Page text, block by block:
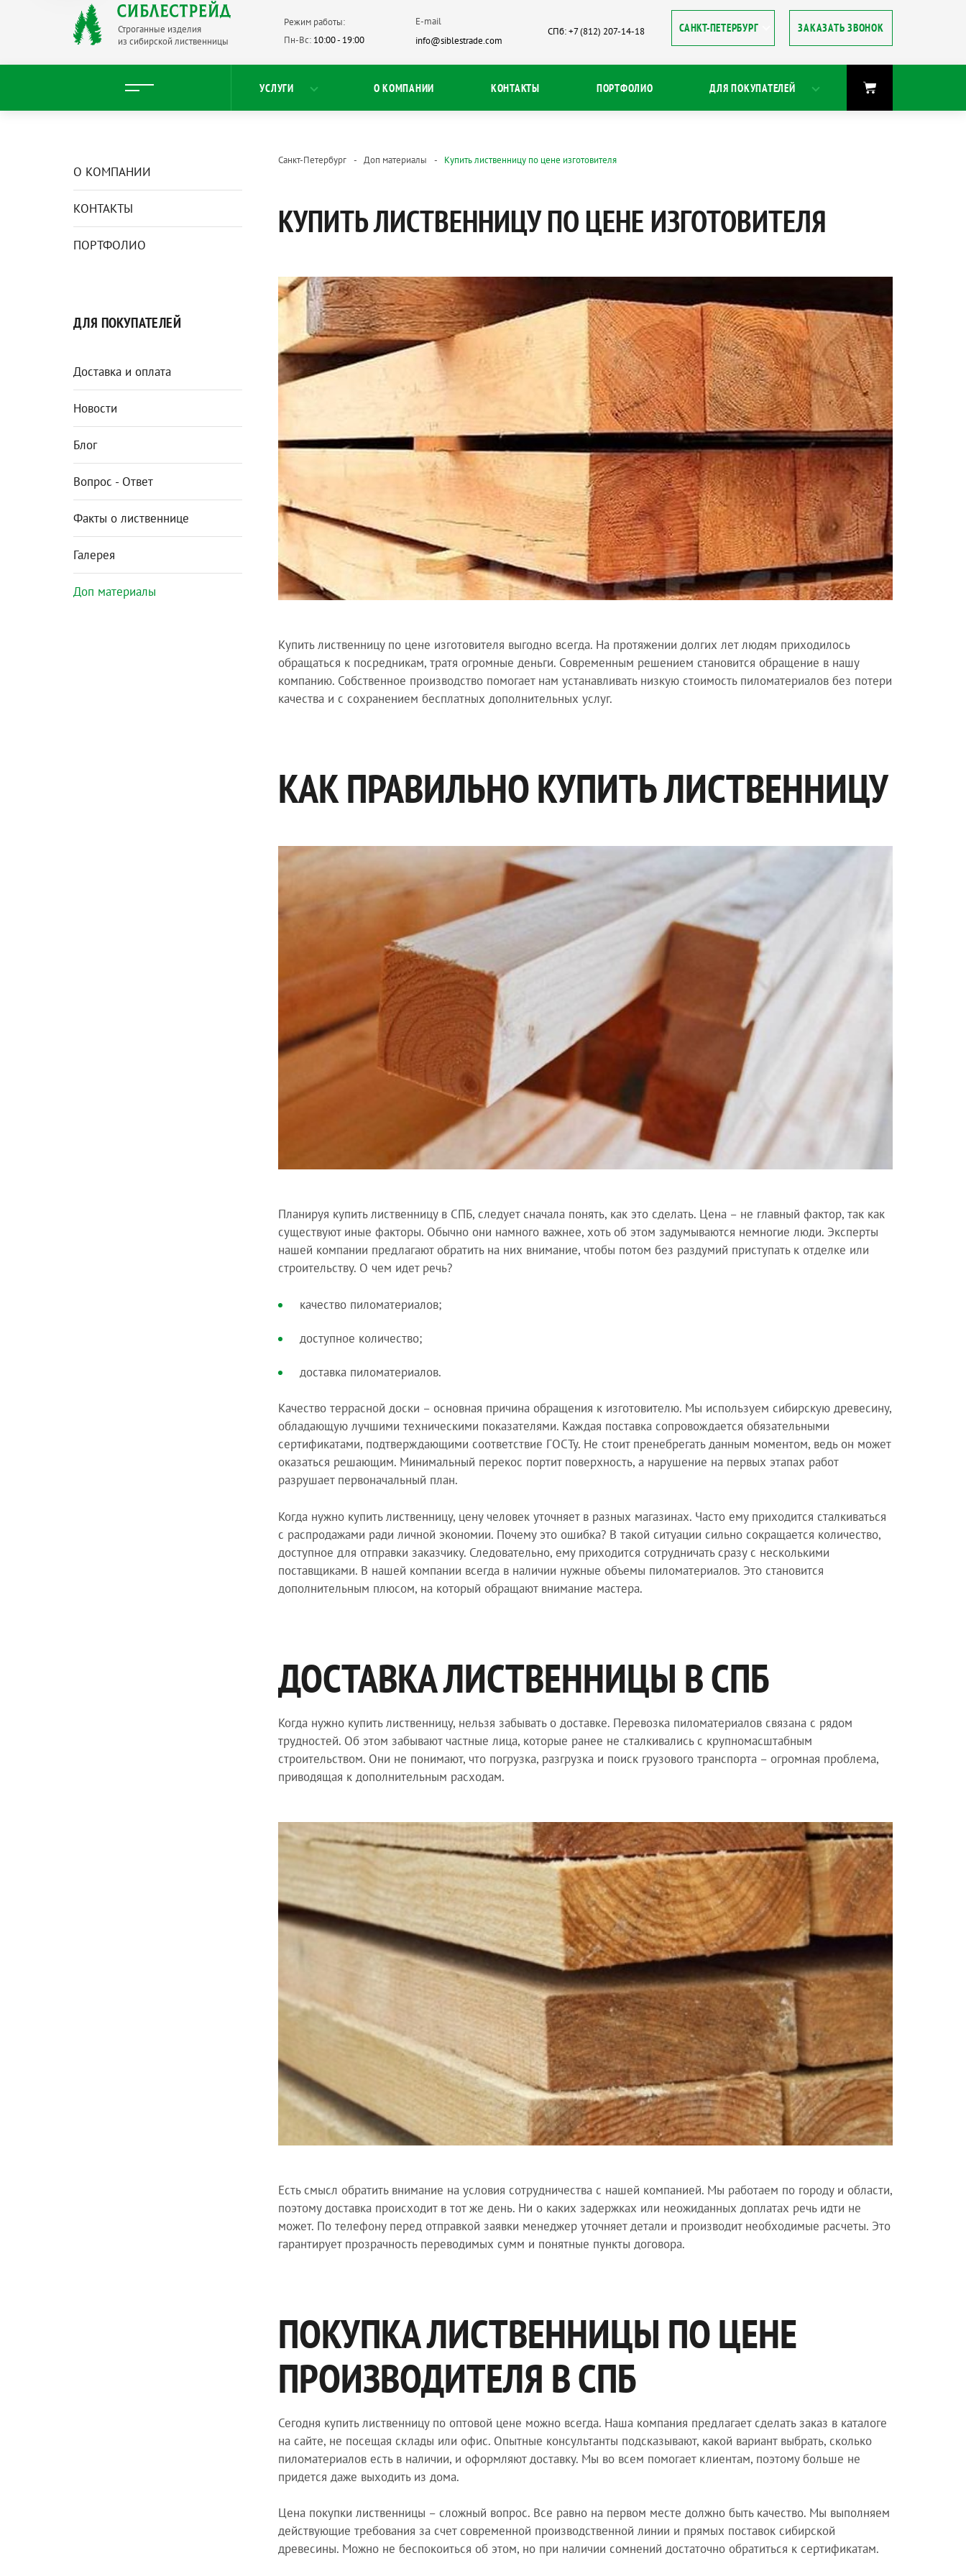
Строганные изделия
из сибирской лиственницы
ЗАКАЗАТЬ ЗВОНОК
УСЛУГИ О КОМПАНИИ КОНТАКТЫ ПОРТФОЛИО ДЛЯ ПОКУПАТЕЛЕЙ
Режим работы:
Пн-Вс: 10:00 - 19:00
E-mail
info@siblestrade.com
СПб: +7 (812) 207-14-18
О КОМПАНИИ
КОНТАКТЫ
ПОРТФОЛИО
ДЛЯ ПОКУПАТЕЛЕЙ
Доставка и оплата
Новости
Блог
Вопрос - Ответ
Факты о лиственнице
Галерея
Доп материалы
Санкт-Петербург Доп материалы Купить лиственницу по цене изготовителя
КУПИТЬ ЛИСТВЕННИЦУ ПО ЦЕНЕ ИЗГОТОВИТЕЛЯ
Купить лиственницу по цене изготовителя выгодно всегда. На протяжении долгих лет людям приходилось
обращаться к посредникам, тратя огромные деньги. Современным решением становится обращение в нашу
компанию. Собственное производство помогает нам устанавливать низкую стоимость пиломатериалов без потери
качества и с сохранением бесплатных дополнительных услуг.
КАК ПРАВИЛЬНО КУПИТЬ ЛИСТВЕННИЦУ
Планируя купить лиственницу в СПБ, следует сначала понять, как это сделать. Цена – не главный фактор, так как
существуют иные факторы. Обычно они намного важнее, хоть об этом задумываются немногие люди. Эксперты
нашей компании предлагают обратить на них внимание, чтобы потом без раздумий приступать к отделке или
строительству. О чем идет речь?
качество пиломатериалов;
доступное количество;
доставка пиломатериалов.
Качество террасной доски – основная причина обращения к изготовителю. Мы используем сибирскую древесину,
обладающую лучшими техническими показателями. Каждая поставка сопровождается обязательными
сертификатами, подтверждающими соответствие ГОСТу. Не стоит пренебрегать данным моментом, ведь он может
оказаться решающим. Минимальный перекос портит поверхность, а нарушение на первых этапах работ
разрушает первоначальный план.
Когда нужно купить лиственницу, цену человек уточняет в разных магазинах. Часто ему приходится сталкиваться
с распродажами ради личной экономии. Почему это ошибка? В такой ситуации сильно сокращается количество,
доступное для отправки заказчику. Следовательно, ему приходится сотрудничать сразу с несколькими
поставщиками. В нашей компании всегда в наличии нужные объемы пиломатериалов. Это становится
дополнительным плюсом, на который обращают внимание мастера.
ДОСТАВКА ЛИСТВЕННИЦЫ В СПБ
Когда нужно купить лиственницу, нельзя забывать о доставке. Перевозка пиломатериалов связана с рядом
трудностей. Об этом забывают частные лица, которые ранее не сталкивались с крупномасштабным
строительством. Они не понимают, что погрузка, разгрузка и поиск грузового транспорта – огромная проблема,
приводящая к дополнительным расходам.
Есть смысл обратить внимание на условия сотрудничества с нашей компанией. Мы работаем по городу и области,
поэтому доставка происходит в тот же день. Ни о каких задержках или неожиданных доплатах речь идти не
может. По телефону перед отправкой заявки менеджер уточняет детали и производит необходимые расчеты. Это
гарантирует прозрачность переводимых сумм и понятные пункты договора.
ПОКУПКА ЛИСТВЕННИЦЫ ПО ЦЕНЕ
ПРОИЗВОДИТЕЛЯ В СПБ
Сегодня купить лиственницу по оптовой цене можно всегда. Наша компания предлагает сделать заказ в каталоге
на сайте, не посещая склады или офис. Опытные консультанты подсказывают, какой вариант выбрать, сколько
пиломатериалов есть в наличии, и оформляют доставку. Мы во всем помогает клиентам, поэтому больше не
придется даже выходить из дома.
Цена покупки лиственницы – сложный вопрос. Все равно на первом месте должно быть качество. Мы выполняем
действующие требования за счет современной производственной линии и прямых поставок сибирской
древесины. Можно не беспокоиться об этом, но при наличии сомнений достаточно обратиться к сертификатам.